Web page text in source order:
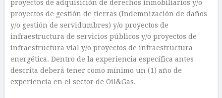
proyectos de adquisición de derechos inmobiliarios y/o
proyectos de gestión de tierras (Indemnización de daños
y/o gestión de servidumbres) y/o proyectos de
infraestructura de servicios públicos y/o proyectos de
infraestructura vial y/o proyectos de infraestructura
energética. Dentro de la experiencia específica antes
descrita deberá tener como mínimo un (1) año de
experiencia en el sector de Oil&Gas.